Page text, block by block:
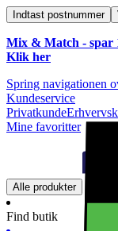
Indtast postnummer
Mix & Match - spar
Klik her
Spring navigationen
Kundeservice
Privatkunde
Mine favoritter
Alle produkter
Find butik